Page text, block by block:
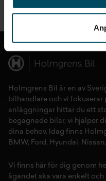
Till
Holmgrens Bil är en av
bilhandlare och vi fokuserar
anläggningar hittar du ett
begagnade bilar, vi hjälper
dina behov. Idag finns
BMW, Ford, Hyundai, Nissan ,
Vi finns här för dig genom
ägandet ska vara enkelt